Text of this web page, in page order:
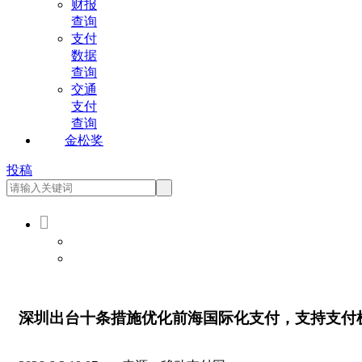
财报
查询
支付
数据
查询
交通
支付
查询
金松奖
投稿

深圳出台十条措施优化前海国际化支付，支持支付